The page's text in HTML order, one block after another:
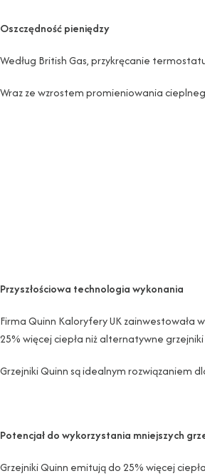
Oszczędność pieniędzy
Według British Gas, przykręcanie
Wraz ze wzrostem promieniowania
Przyszłościowa technologia wykonania
Firma Quinn Kaloryfery UK zainwestowała
25% więcej ciepła niż alternatywne
Grzejniki Quinn są idealnym rozwiązaniem
Potencjał do wykorzystania mniejszych
Grzejniki Quinn emitują do 25% więcej